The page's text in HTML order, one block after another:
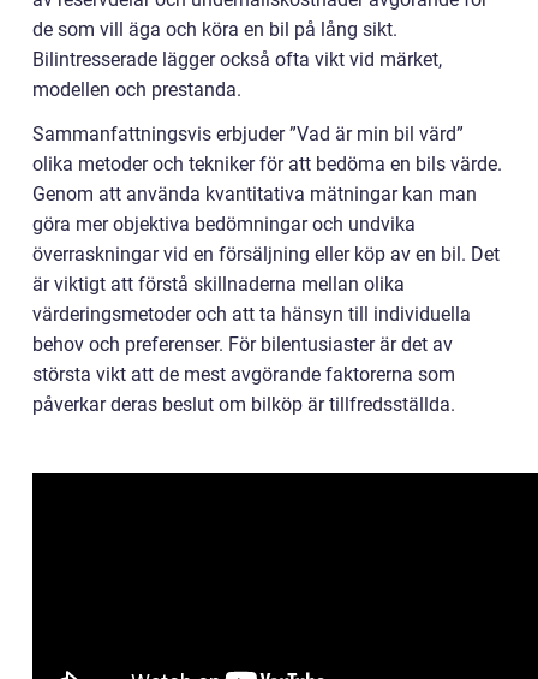
de som vill äga och köra en bil på lång sikt.
Bilintresserade lägger också ofta vikt vid märket,
modellen och prestanda.
Sammanfattningsvis erbjuder ”Vad är min bil värd”
olika metoder och tekniker för att bedöma en bils värde.
Genom att använda kvantitativa mätningar kan man
göra mer objektiva bedömningar och undvika
överraskningar vid en försäljning eller köp av en bil. Det
är viktigt att förstå skillnaderna mellan olika
värderingsmetoder och att ta hänsyn till individuella
behov och preferenser. För bilentusiaster är det av
största vikt att de mest avgörande faktorerna som
påverkar deras beslut om bilköp är tillfredsställda.